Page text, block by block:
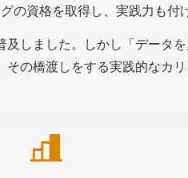
の資格を取得し、実践力も付
及しました。しかし「データ
その橋渡しをする実践的なカリ